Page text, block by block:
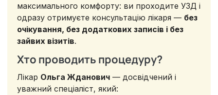
максимального комфорту: ви проходите УЗД і
одразу отримуєте консультацію лікаря — без
очікування, без додаткових записів і без
зайвих візитів.
Хто проводить процедуру?
Лікар Ольга Жданович — досвідчений і
уважний спеціаліст, який: